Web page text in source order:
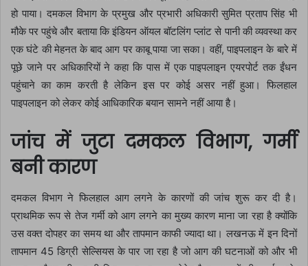
हो पाया। दमकल विभाग के प्रमुख और प्रभारी अधिकारी सुमित प्रताप सिंह भी
मौके पर पहुंचे और बताया कि इंडियन ऑयल बॉटलिंग प्लांट से पानी की व्यवस्था कर
एक घंटे की मेहनत के बाद आग पर काबू पाया जा सका। वहीं, पाइपलाइन के बारे में
पूछे जाने पर अधिकारियों ने कहा कि पास में एक पाइपलाइन एयरपोर्ट तक ईंधन
पहुंचाने का काम करती है लेकिन इस पर कोई असर नहीं हुआ। फिलहाल
पाइपलाइन को लेकर कोई आधिकारिक बयान सामने नहीं आया है।
जांच में जुटा दमकल विभाग, गर्मी
बनी कारण
दमकल विभाग ने फिलहाल आग लगने के कारणों की जांच शुरू कर दी है।
प्राथमिक रूप से तेज गर्मी को आग लगने का मुख्य कारण माना जा रहा है क्योंकि
उस वक्त दोपहर का समय था और तापमान काफी ज्यादा था। लखनऊ में इन दिनों
तापमान 45 डिग्री सेल्सियस के पार जा रहा है जो आग की घटनाओं को और भी